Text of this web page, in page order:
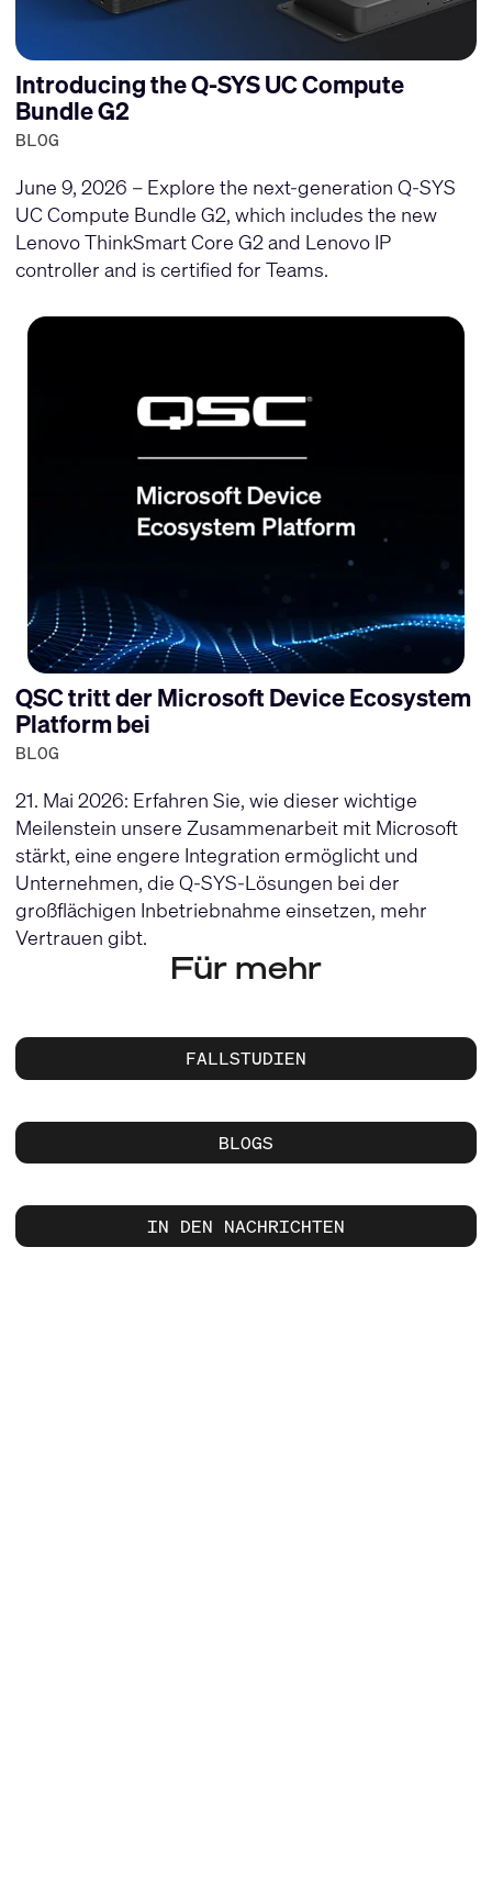
Introducing the Q-SYS UC Compute
Bundle G2
BLOG
June 9, 2026 – Explore the next-generation Q-SYS
UC Compute Bundle G2, which includes the new
Lenovo ThinkSmart Core G2 and Lenovo IP
controller and is certified for Teams.
QSC tritt der Microsoft Device Ecosystem
Platform bei
BLOG
21. Mai 2026: Erfahren Sie, wie dieser wichtige
Meilenstein unsere Zusammenarbeit mit Microsoft
stärkt, eine engere Integration ermöglicht und
Unternehmen, die Q-SYS-Lösungen bei der
großflächigen Inbetriebnahme einsetzen, mehr
Vertrauen gibt.
Für mehr
FALLSTUDIEN
BLOGS
IN DEN NACHRICHTEN